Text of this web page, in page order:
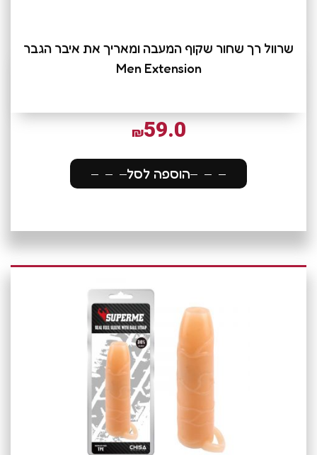
שרוול רך שחור שקוף המעבה ומאריך את איבר הגבר
Men Extension
₪59.0
הוספה לסל